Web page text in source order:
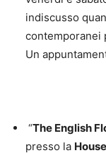
indiscusso
contemporanei
Un
“The English
presso la